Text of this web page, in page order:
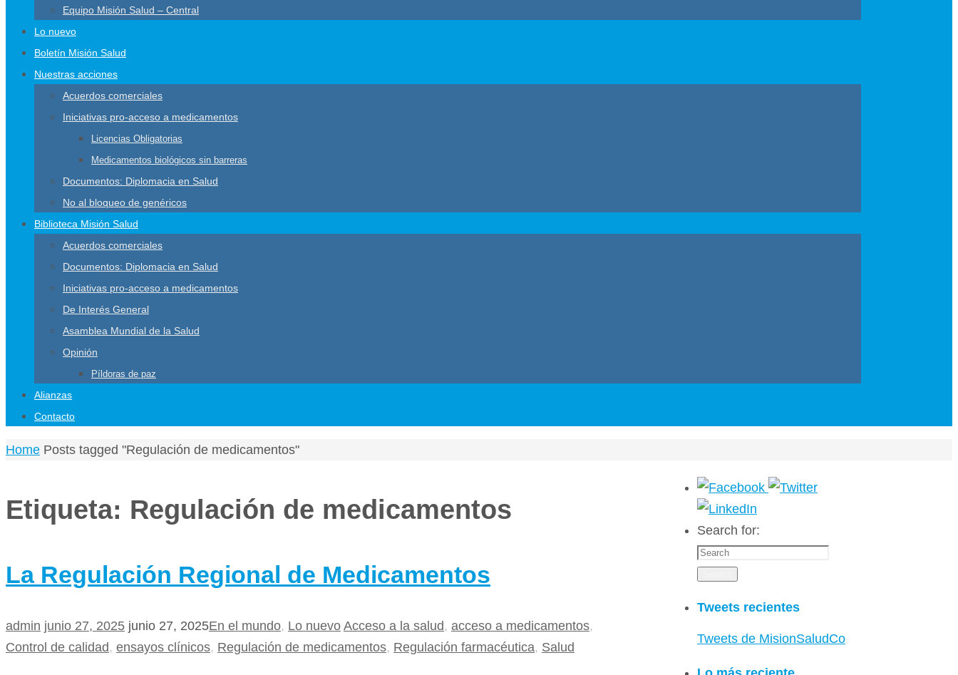
Equipo Misión Salud – Central
Lo nuevo
Boletín Misión Salud
Nuestras acciones
Acuerdos comerciales
Iniciativas pro-acceso a medicamentos
Licencias Obligatorias
Medicamentos biológicos sin barreras
Documentos: Diplomacia en Salud
No al bloqueo de genéricos
Biblioteca Misión Salud
Acuerdos comerciales
Documentos: Diplomacia en Salud
Iniciativas pro-acceso a medicamentos
De Interés General
Asamblea Mundial de la Salud
Opinión
Píldoras de paz
Alianzas
Contacto
Home Posts tagged "Regulación de medicamentos"
Etiqueta: Regulación de medicamentos
La Regulación Regional de Medicamentos
admin junio 27, 2025 junio 27, 2025En el mundo, Lo nuevo Acceso a la salud , acceso a medicamentos,
Control de calidad , ensayos clínicos, Regulación de medicamentos, Regulación farmacéutica, Salud
Search for:
Tweets recientes
Tweets de MisionSaludCo